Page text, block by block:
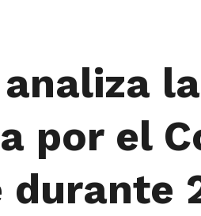
por el
durante